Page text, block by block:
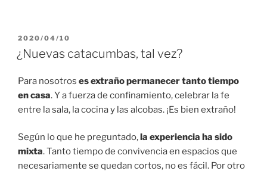
PUBLICADO
EL
2020/04/10
¿Nuevas catacumbas, tal vez?
Para nosotros es extraño permanecer tanto tiempo
en casa. Y a fuerza de confinamiento, celebrar la fe
entre la sala, la cocina y las alcobas. ¡Es bien extraño!
Según lo que he preguntado,la experiencia ha sido
mixta. Tanto tiempo de convivencia en espacios que
necesariamente se quedan cortos, no es fácil. Por otro